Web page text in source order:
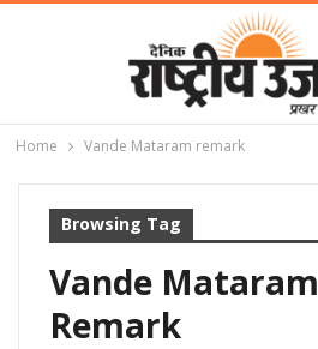
Home Vande Mataram remark
Browsing Tag
Vande Mataram
Remark